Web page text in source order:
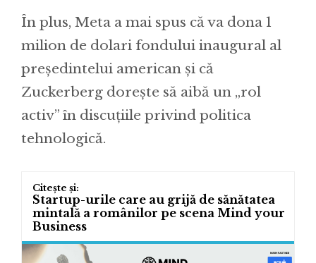
În plus, Meta a mai spus că va dona 1
milion de dolari fondului inaugural al
președintelui american și că
Zuckerberg dorește să aibă un „rol
activ” în discuțiile privind politica
tehnologică.
Startup-urile care au grijă de sănătatea
mintală a românilor pe scena Mind your
Business